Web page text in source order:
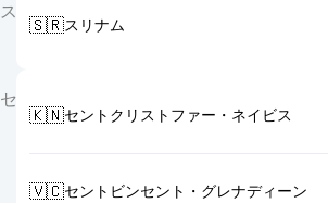
ス
🇸🇷スリナム
セ
🇰🇳セントクリストファー・ネイビス
🇻🇨セントビンセント・グレナディーン